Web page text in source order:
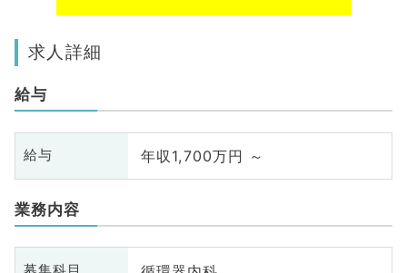
求人詳細
給与
給与 年収1,700万円 ～
業務内容